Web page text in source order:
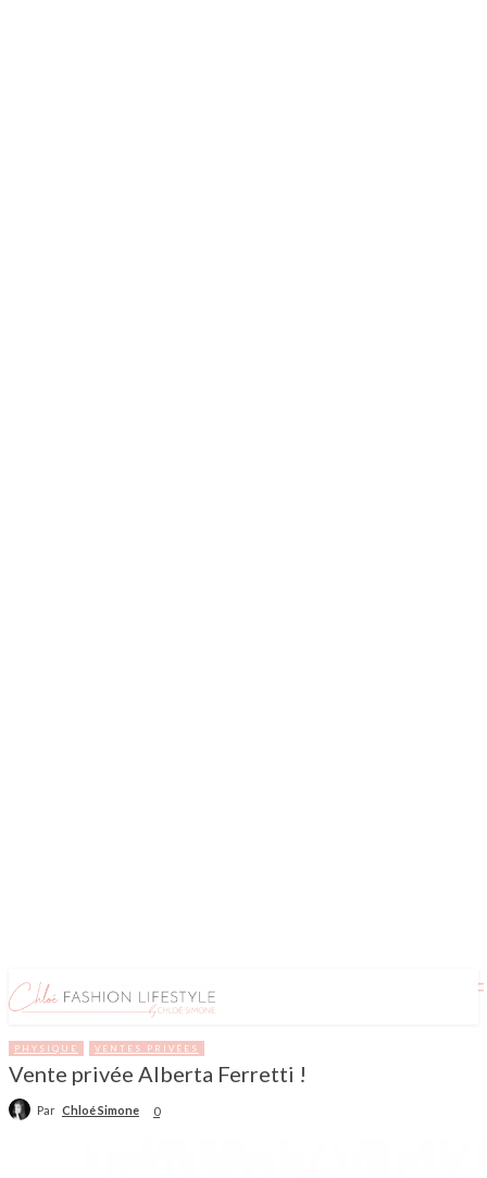
PHYSIQUE VENTES PRIVÉES
Vente privée Alberta Ferretti !
Par Chloé Simone 0